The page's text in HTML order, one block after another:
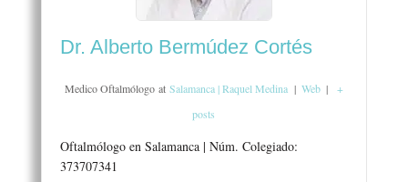
Dr. Alberto Bermúdez Cortés
Medico Oftalmólogo at Salamanca | Raquel Medina | Web |
+
posts
Oftalmólogo en Salamanca | Núm. Colegiado:
373707341